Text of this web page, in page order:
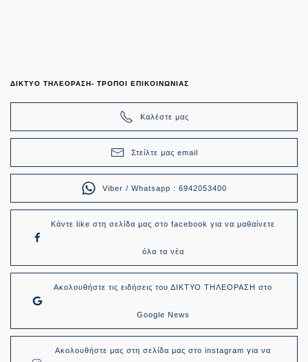
ΔΙΚΤΥΟ ΤΗΛΕΟΡΑΣΗ- ΤΡΟΠΟΙ ΕΠΙΚΟΙΝΩΝΙΑΣ
Καλέστε μας
Στείλτε μας email
Viber / Whatsapp : 6942053400
Κάντε like στη σελίδα μας στο facebook για να μαθαίνετε
όλα τα νέα
Ακολουθήστε τις ειδήσεις του ΔΙΚΤΥΟ ΤΗΛΕΟΡΑΣΗ στο
Google News
Ακολουθήστε μας στη σελίδα μας στο instagram για να